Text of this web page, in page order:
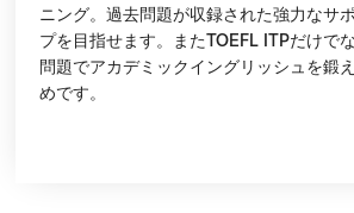
ニング。過去問題が収録された強力なサ
プを目指せます。またTOEFL ITPだけで
問題でアカデミックイングリッシュを鍛
めです。